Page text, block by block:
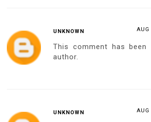
UNKNOWN
This comment has been
author.
UNKNOWN